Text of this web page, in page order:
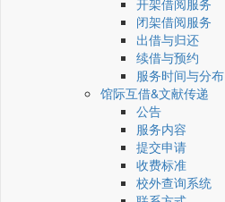
开架借阅服务
闭架借阅服务
出借与归还
续借与预约
服务时间与分布
馆际互借&文献传递
公告
服务内容
提交申请
收费标准
校外查询系统